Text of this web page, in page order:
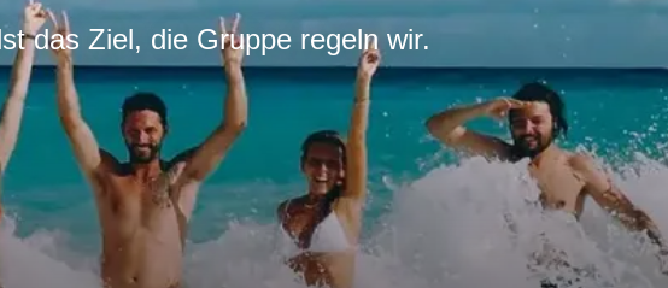
das Ziel, die Gruppe regeln wir.